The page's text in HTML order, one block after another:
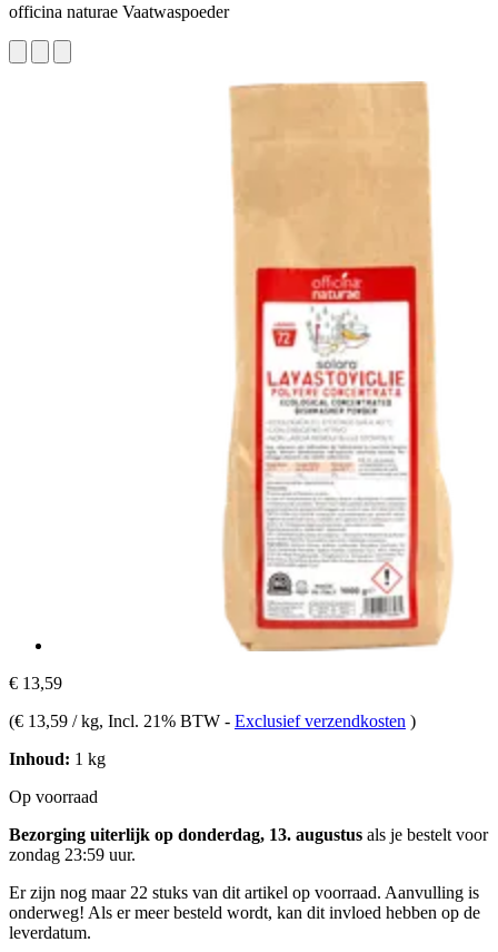
officina naturae Vaatwaspoeder
€ 13,59
(€ 13,59 / kg, Incl. 21% BTW - Exclusief verzendkosten )
Inhoud: 1 kg
Op voorraad
Bezorging uiterlijk op donderdag, 13. augustus als je bestelt voor
zondag 23:59 uur.
Er zijn nog maar 22 stuks van dit artikel op voorraad. Aanvulling is
onderweg! Als er meer besteld wordt, kan dit invloed hebben op de
leverdatum.